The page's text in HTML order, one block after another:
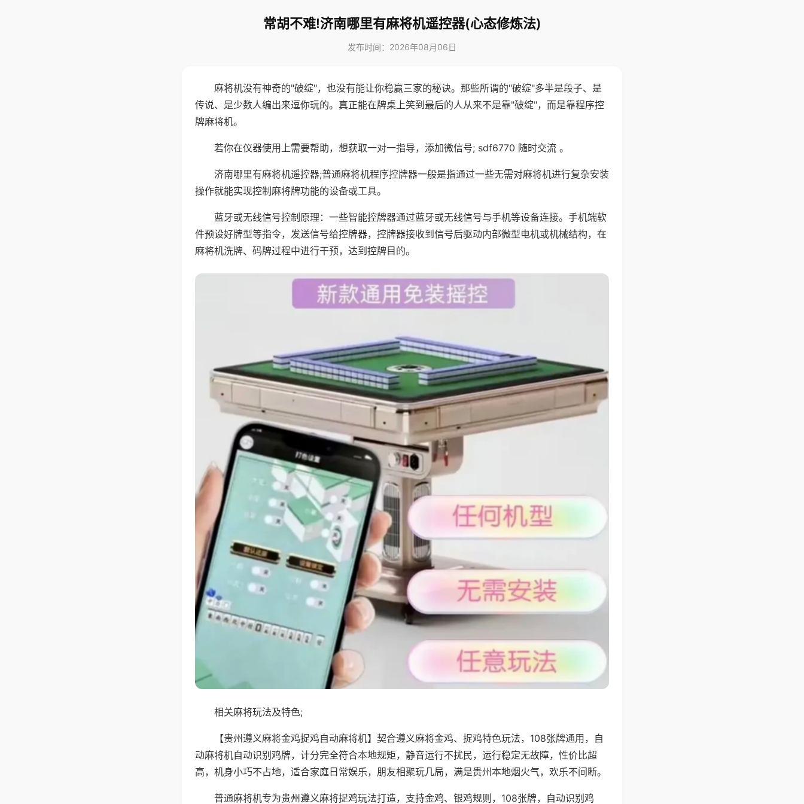
常胡不难!济南哪里有麻将机遥控器(心态修炼法)
发布时间：2026年08月06日
麻将机没有神奇的"破绽"，也没有能让你稳赢三家的秘诀。那些所谓的"破绽"多半是段子、是
传说、是少数人编出来逗你玩的。真正能在牌桌上笑到最后的人从来不是靠"破绽"，而是靠程序控
牌麻将机。
若你在仪器使用上需要帮助，想获取一对一指导，添加微信号; sdf6770 随时交流 。
济南哪里有麻将机遥控器;普通麻将机程序控牌器一般是指通过一些无需对麻将机进行复杂安装
操作就能实现控制麻将牌功能的设备或工具。
蓝牙或无线信号控制原理：一些智能控牌器通过蓝牙或无线信号与手机等设备连接。手机端软
件预设好牌型等指令，发送信号给控牌器，控牌器接收到信号后驱动内部微型电机或机械结构，在
麻将机洗牌、码牌过程中进行干预，达到控牌目的。
相关麻将玩法及特色;
【贵州遵义麻将金鸡捉鸡自动麻将机】契合遵义麻将金鸡、捉鸡特色玩法，108张牌通用，自
动麻将机自动识别鸡牌，计分完全符合本地规矩，静音运行不扰民，运行稳定无故障，性价比超
高，机身小巧不占地，适合家庭日常娱乐，朋友相聚玩几局，满是贵州本地烟火气，欢乐不间断。
普通麻将机专为贵州遵义麻将捉鸡玩法打造，支持金鸡、银鸡规则，108张牌，自动识别鸡